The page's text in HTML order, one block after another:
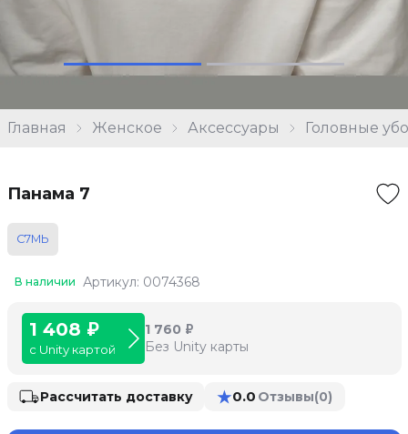
Главная Женское Аксессуары Головные
Панама 7
С7МЬ
В наличии Артикул: 0074368
1 408 ₽
с Unity картой
1 760 ₽
Без Unity карты
Рассчитать доставку ★0.0 Отзывы(0)